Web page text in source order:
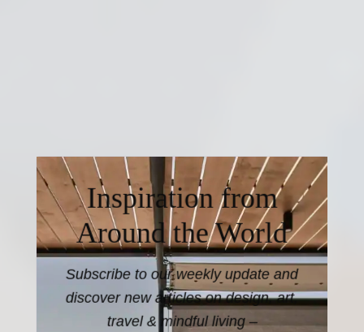
Inspiration from
Around the World
Subscribe to our weekly update and
discover new articles on design, art,
travel & mindful living –